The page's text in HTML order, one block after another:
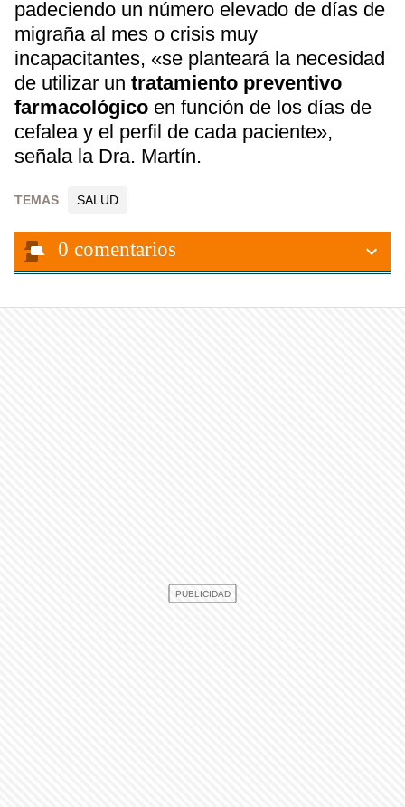
padeciendo un número elevado de días de
migraña al mes o crisis muy
incapacitantes, «se planteará la necesidad
de utilizar un tratamiento preventivo
farmacológico en función de los días de
cefalea y el perfil de cada paciente»,
señala la Dra. Martín.
TEMAS SALUD
0 comentarios